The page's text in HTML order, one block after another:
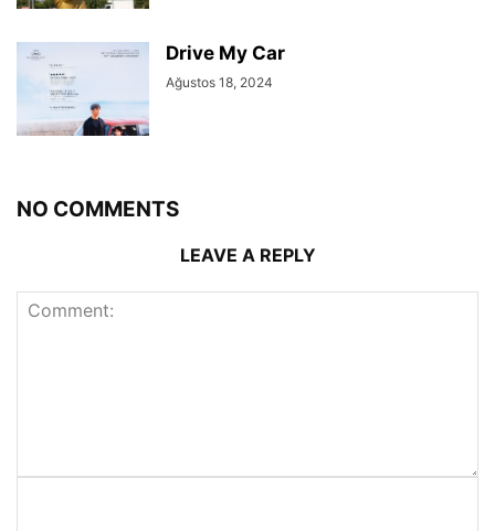
Drive My Car
Ağustos 18, 2024
NO COMMENTS
LEAVE A REPLY